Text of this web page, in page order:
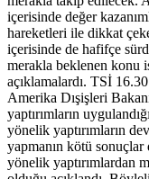
içerisinde değer
hareketleri ile dikkat
içerisinde de hafifçe
merakla beklenen konu
açıklamalardı. TSİ
Amerika Dışişleri
yaptırımların
yönelik yaptırımların
yapmanın kötü
yönelik yaptırımlardan